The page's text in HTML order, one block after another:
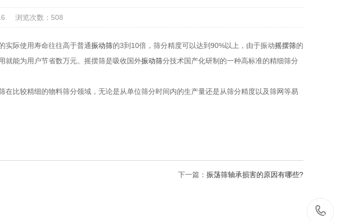
浏览次数：508
实际使用寿命往往高于普通振动筛的3到10倍，筛分精度可以达到90%以上，由于振动摇摆筛的
就能为用户节省数万元。摇摆筛是吸收国外振动筛分技术国产化研制的一种高标准的精细筛分
较精细的物料筛分领域，无论是从单位筛分时间内的生产量还是从筛分精度以及筛网等易
下一篇： 振荡筛轴承损害的原因有哪些?